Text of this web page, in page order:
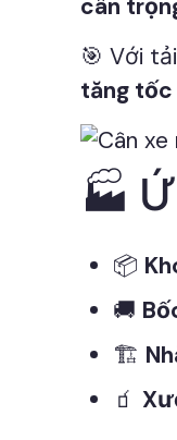
🎯 Với
tăng
🏭
📦
🚚
🏗
🧃